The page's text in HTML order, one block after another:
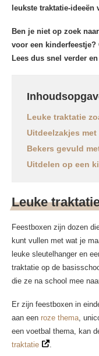
leukste traktatie-
Ben je niet op zoek
voor een
Lees dus snel verder
Leuke traktatie
Uitdeelzakjes met
Bekers gevuld
Uitdelen op een
Leuke
Feestboxen zijn dozen
kunt vullen met wat je
leuke sleutelhanger en
traktatie op de
die ze na school mee
Er zijn feestboxen in
aan een roze thema,
een voetbal thema, kan
traktatie
.